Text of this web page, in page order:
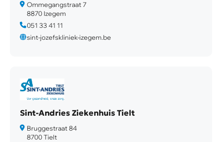
Ommegangstraat 7
8870 Izegem
051 33 41 11
sint-jozefskliniek-izegem.be
Sint-Andries Ziekenhuis Tielt
Bruggestraat 84
8700 Tielt